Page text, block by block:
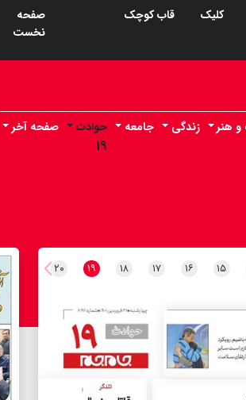
کلیک
قاب کوچک
صفحه
نخست
هنر زندگی جامعه حوادث
۱۹
صفحه آخر
۱۵ ۱۶ ۱۷ ۱۸ ۱۹ ۲۰